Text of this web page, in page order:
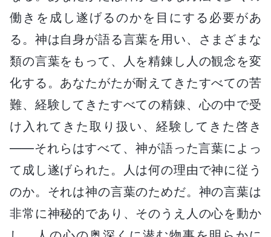
働きを成し遂げるのかを目にする必要があ
る。神は自身が語る言葉を用い、さまざまな
類の言葉をもって、人を精錬し人の観念を変
化する。あなたがたが耐えてきたすべての苦
難、経験してきたすべての精錬、心の中で受
け入れてきた取り扱い、経験してきた啓き
――それらはすべて、神が語った言葉によっ
て成し遂げられた。人は何の理由で神に従う
のか。それは神の言葉のためだ。神の言葉は
非常に神秘的であり、そのうえ人の心を動か